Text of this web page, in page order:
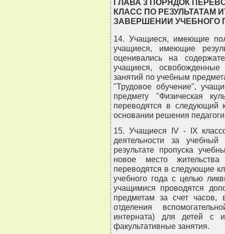
ГЛАВА 3 ПОРЯДОК
КЛАСС ПО РЕЗУЛЬТАТАМ
ЗАВЕРШЕНИИ УЧЕБНОГО
14. Учащиеся, имеющие
учащиеся, имеющие
оценивались на
учащиеся,
занятий по учебным
"Трудовое обучение",
предмету "Физическая
переводятся в следующий
основании решения
15. Учащиеся IV - IX
деятельности за
результате пропуска
новое место
переводятся в следующие
учебного года с целью
учащимися проводятся
предметам за счет
отделения
интерната) для детей с
факультативные занятия.